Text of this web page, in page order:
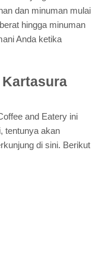
dan minuman mulai
hingga minuman
Anda ketika
Kartasura
and Eatery ini
tentunya akan
di sini. Berikut